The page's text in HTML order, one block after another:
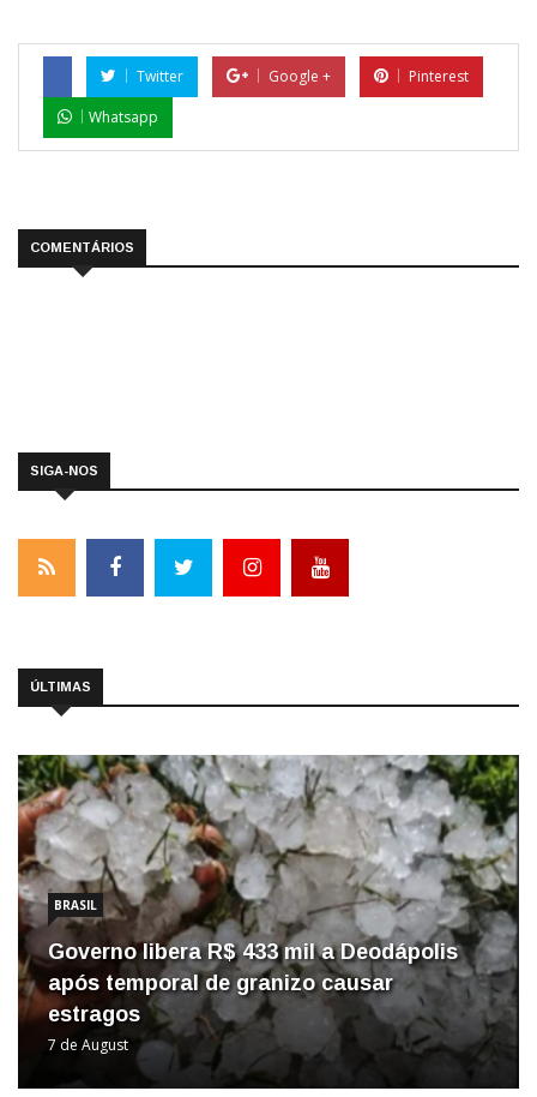
Twitter Google +
Pinterest
Whatsapp
COMENTÁRIOS
SIGA-NOS
ÚLTIMAS
BRASIL
Governo libera R$ 433 mil a Deodápolis
após temporal de granizo causar
estragos
7 de August